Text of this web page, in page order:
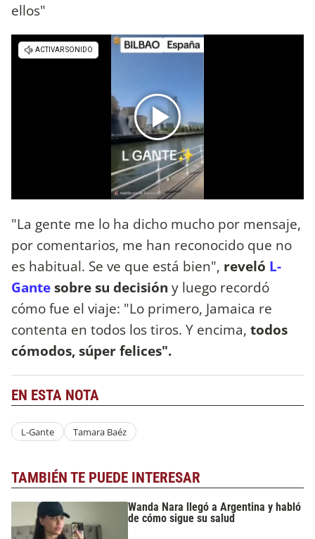
ellos"
"La gente me lo ha dicho mucho por mensaje,
por comentarios, me han reconocido que no
es habitual. Se ve que está bien", reveló L-
Gantesobre su decisión y luego recordó
cómo fue el viaje: "Lo primero, Jamaica re
contenta en todos los tiros. Y encima, todos
cómodos, súper felices".
EN ESTA NOTA
L-Gante Tamara Baéz
TAMBIÉN TE PUEDE INTERESAR
Wanda Nara llegó a Argentina y habló
de cómo sigue su salud